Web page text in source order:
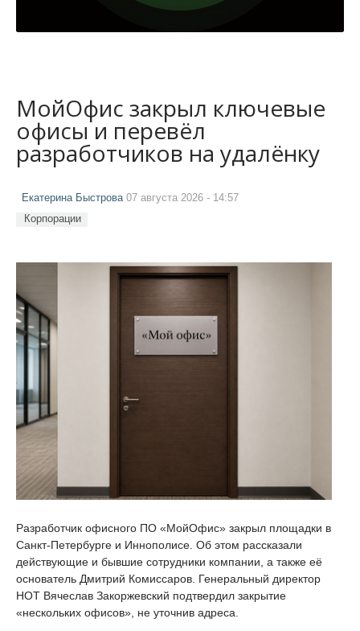
МойОфис закрыл ключевые
офисы и перевёл
разработчиков на удалёнку
Екатерина Быстрова07 августа 2026 - 14:57
Корпорации
Разработчик офисного ПО «МойОфис» закрыл площадки в
Санкт-Петербурге и Иннополисе. Об этом рассказали
действующие и бывшие сотрудники компании, а также её
основатель Дмитрий Комиссаров. Генеральный директор
НОТ Вячеслав Закоржевский подтвердил закрытие
«нескольких офисов», не уточнив адреса.